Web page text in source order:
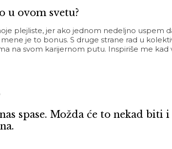
u ovom svetu?
plejliste, jer ako jednom nedeljno uspem
je to bonus. S druge strane rad u
na svom karijernom putu. Inspiriše me kad
spase. Možda će to nekad biti